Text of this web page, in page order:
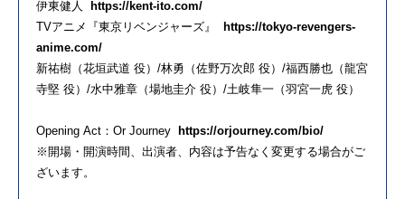
伊東健 人
https://kent-ito.com/
TVアニメ 『東京 リベンジャーズ』
https://tokyo-revengers-
anime.com/
新祐樹（花垣武道 役）/林勇（佐野万次郎 役）/福西勝也（龍宮
寺堅 役）/水中雅章（場地圭介 役）/土岐隼一 （羽宮一虎 役）
Opening Act ：Or Journey https://orjourney.com/bio/
※開場・開演時間、 出演者、 内容は予告なく変更する場合がご
ざいます。